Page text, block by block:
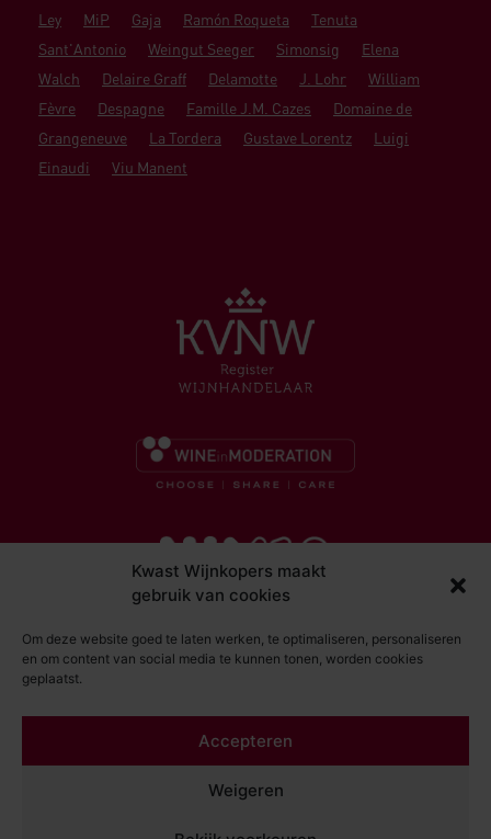
Kwast Wijnkopers maakt
gebruik van cookies
Om deze website goed te laten werken, te optimaliseren, personaliseren
en om content van social media te kunnen tonen, worden cookies
geplaatst.
Accepteren
Weigeren
Ley
MiP Gaja Ramón Roqueta
Tenuta
Sant'Antonio
Weingut Seeger Simonsig
Elena
Walch
Delaire Graff Delamotte J. Lohr
William
Fèvre
Despagne Famille J.M. Cazes
Domaine de
Grangeneuve
La Tordera Gustave Lorentz
Luigi
Einaudi
Viu Manent
DISCLAIMER
ALGEMENE VOORWAARDEN